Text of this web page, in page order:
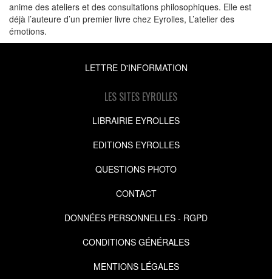
anime des ateliers et des consultations philosophiques. Elle est
déjà l’auteure d’un premier livre chez Eyrolles, L’atelier des
émotions.
LETTRE D'INFORMATION
LES SITES EYROLLES
LIBRAIRIE EYROLLES
EDITIONS EYROLLES
QUESTIONS PHOTO
CONTACT
DONNÉES PERSONNELLES - RGPD
CONDITIONS GÉNÉRALES
MENTIONS LÉGALES